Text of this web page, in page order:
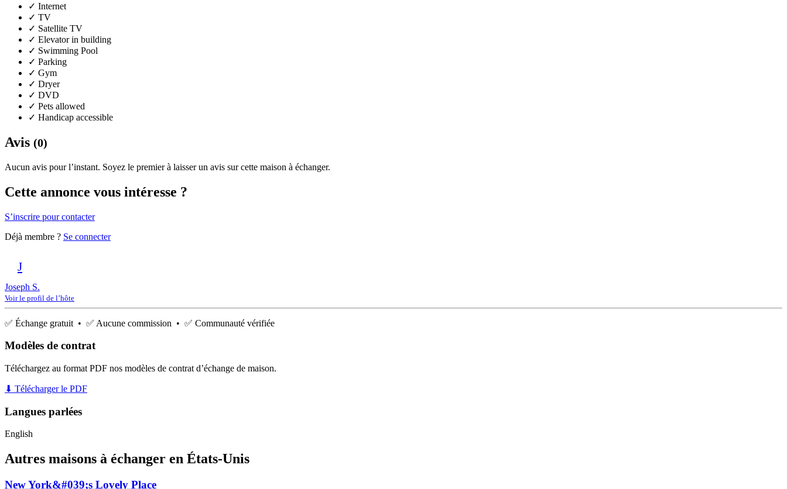
✓ Internet
✓ TV
✓ Satellite TV
✓ Elevator in building
✓ Swimming Pool
✓ Parking
✓ Gym
✓ Dryer
✓ DVD
✓ Pets allowed
✓ Handicap accessible
Avis (0)
Aucun avis pour l’instant. Soyez le premier à laisser un avis sur cette maison à échanger.
Cette annonce vous intéresse ?
S’inscrire pour contacter
Déjà membre ? Se connecter
J
Joseph S.
Voir le profil de l’hôte
✅ Échange gratuit • ✅ Aucune commission • ✅ Communauté vérifiée
Modèles de contrat
Téléchargez au format PDF nos modèles de contrat d’échange de maison.
⬇ Télécharger le PDF
Langues parlées
English
Autres maisons à échanger en États-Unis
New York&#039;s Lovely Place